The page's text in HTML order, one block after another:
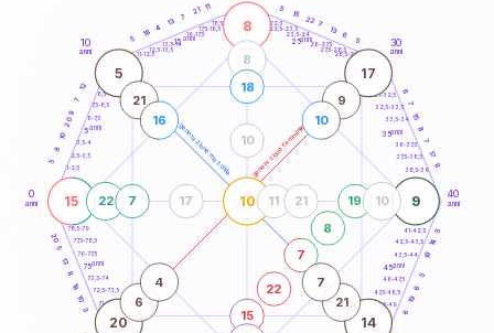
generazione maschile generazione femminile
0
anni
10
anni
30
anni
40
anni
1-2,5
2,5-3,5
3,5-4
6-7,5
7,5-8,5
8,5-9
11-12,5
12,5-13,5
13,5-14
16-17,5
17,5-18,5
18,5-19
21-22,5
22,5-23,5
23,5-24
26-27,5
27,5-28,5
28,5-29
31-32,5
32,5-33,5
33,5-34
36-37,5
37,5-38,5
38,5-39
41-42,5
42,5-43,5
43,5-44
46-47,5
47,5-48,5
48,5-49
71-72,5
72,5-73,5
73,5-74
76-77,5
77,5-78,5
78,5-79
5
8
10
20
9
7
12
5
18 4
13 7
21 11 5
15
22 7
13 6
5
6
7
15
8
7
17
8
5
14
19
5
6
19
6
3
10
18
8
13
5
20
15
8
9
10
5 17
20 14
15
22
7
8
19
22
8
10
7
18
11 21
17
10
21
16
9
10
6
4
21
7
5anni
15 anni 25anni
35anni
45anni
75anni